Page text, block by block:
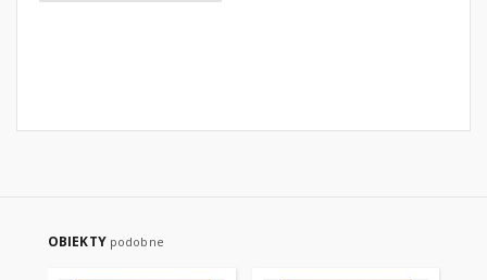
OBIEKTY podobne